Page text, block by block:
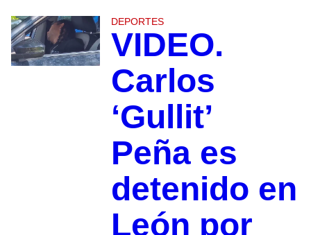
DEPORTES
VIDEO.
Carlos
‘Gullit’
Peña es
detenido en
León por